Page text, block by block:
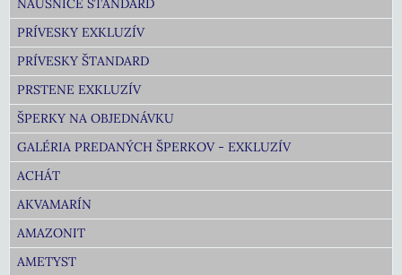
NÁUŠNICE ŠTANDARD
PRÍVESKY EXKLUZÍV
PRÍVESKY ŠTANDARD
PRSTENE EXKLUZÍV
ŠPERKY NA OBJEDNÁVKU
GALÉRIA PREDANÝCH ŠPERKOV - EXKLUZÍV
ACHÁT
AKVAMARÍN
AMAZONIT
AMETYST